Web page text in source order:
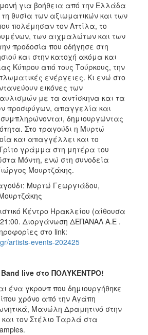
για βοήθεια από την Ελλάδα
θυσία των αξιωματικών και των
πολέμησαν τον Αττίλα, το
των αιχμαλώτων και των
προδοσία που οδήγησε στη
και στην κατοχή ακόμα και
Κύπρου από τους Τούρκους, την
ενέργειες. Κι ενώ στο
εικόνες των
με τα αντίσκηνα και τα
προσφύγων, απαγγελία και
δημιουργώντας
Στο τραγούδι η Μυρτώ
και απαγγέλλει και το
γράμμα στη μητέρα του
Μόντη, ενώ στη συνοδεία
Μουρτζάκης.
Μυρτώ Γεωργιάδου,
Κέντρο Ηρακλείου (αίθουσα
Διοργάνωση ΔΕΠΑΝΑΛ Α.Ε .
στο link:
artists-events-202425
Band live στο ΠΟΛΥΚΕΝΤΡΟ!
ένα γκρουπ που δημιουργήθηκε
χρόνο από την Αγάπη
Μανώλη Δραμητινό στην
και τον Στέλιο Ταρλά στα